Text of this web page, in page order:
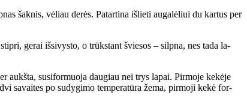
šak­nis, vė­liau de­rės. Pa­tar­ti­na iš­lie­ti au­ga­lė­liui du kar­tus per
ge­rai iš­si­vys­to, o trūks­tant švie­sos – sil­pna, nes ta­da la­
aukš­ta, su­si­for­muo­ja dau­giau nei trys la­pai. Pir­mo­je ke­kė­je
sa­vai­tes po su­dy­gi­mo tem­pe­ra­tū­ra že­ma, pir­mo­ji ke­kė for­